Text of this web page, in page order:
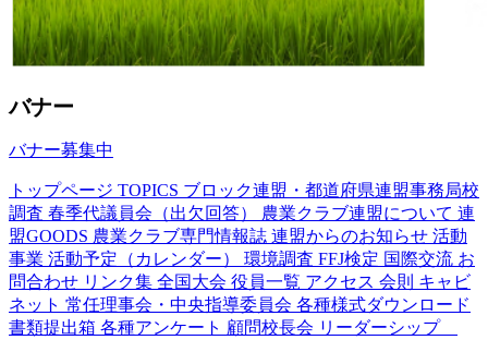
バナー
バナー募集中
トップページ TOPICS ブロック連盟・都道府県連盟事務局校
調査 春季代議員会（出欠回答） 農業クラブ連盟について 連
盟GOODS 農業クラブ専門情報誌 連盟からのお知らせ 活動
事業 活動予定（カレンダー） 環境調査 FFJ検定 国際交流 お
問合わせ リンク集 全国大会 役員一覧 アクセス 会則 キャビ
ネット 常任理事会・中央指導委員会 各種様式ダウンロード
書類提出箱 各種アンケート 顧問校長会 リーダーシップ